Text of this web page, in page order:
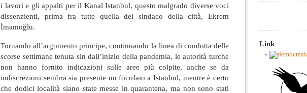
i lavori e gli appalti per il Kanal Istanbul, questo malgrado diverse voci
dissenzienti, prima fra tutte quella del sindaco della città, Ekrem
İmamoğlu.
Tornando all’argomento principe, continuando la linea di condotta delle
scorse settimane tenuta sin dall’inizio della pandemia, le autorità turche
non hanno fornito indicazioni sulle aree più colpite, anche se da
indiscrezioni sembra sia presente un focolaio a Istanbul, mentre è certo
che dodici località siano state messe in quarantena, ma non sono stati
Link